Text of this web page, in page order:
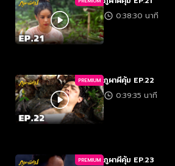
0:38:30 นาที
PREMIUM ภูผาผีคุ้ม EP.22
0:39:35 นาที
PREMIUM ภูผาผีคุ้ม EP.23